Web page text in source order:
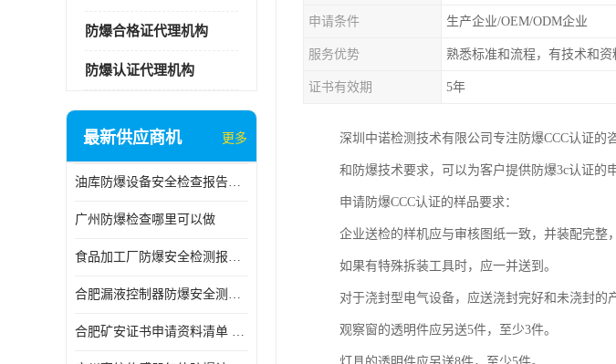
防爆合格证代理机构
防爆认证代理机构
最新供应商机 更多
油库防爆设备安全检查报告中心
广州防爆检查哪里可以做
食品加工厂防爆安全检测报告中心
合肥漏液控制器防爆安全测试 深圳中诺检测 申请流程
合肥矿安证书申请资料清单 深圳中诺检测
申请条件 生产企业/OEM/ODM企业
服务优势 熟悉标准和流程，有技术和资
证书有效期 5年
深圳中诺检测技术有限公司专注防爆CCC认证
和防爆技术要求，可以为客户提供防爆3c认证的
申请防爆CCC认证的样品要求：
企业送检的样机应与审核图纸一致，并装配完整
如果有特殊拆装工具时，应一并送到。
对于浇封型电气设备，应送浇封完好和未浇封的
观察窗的透明件应另送5件，至少3件。